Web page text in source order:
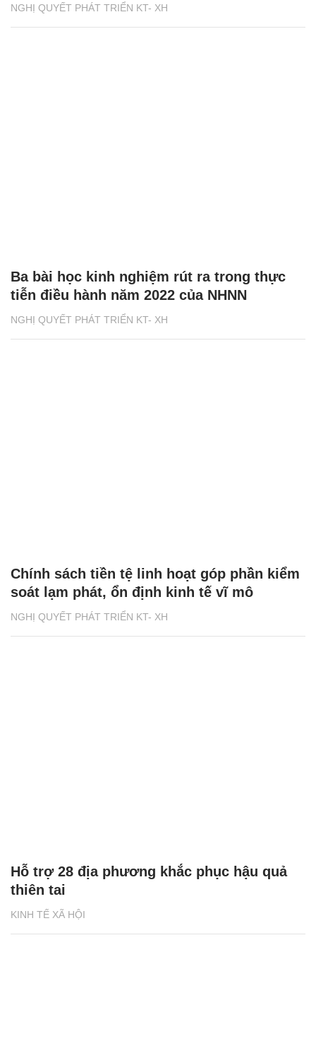
NGHỊ QUYẾT PHÁT TRIỂN KT- XH
NGHỊ QUYẾT PHÁT TRIỂN KT- XH
Ba bài học kinh nghiệm rút ra trong thực
tiễn điều hành năm 2022 của NHNN
NGHỊ QUYẾT PHÁT TRIỂN KT- XH
Chính sách tiền tệ linh hoạt góp phần kiểm
soát lạm phát, ổn định kinh tế vĩ mô
KINH TẾ XÃ HỘI
Hỗ trợ 28 địa phương khắc phục hậu quả
thiên tai